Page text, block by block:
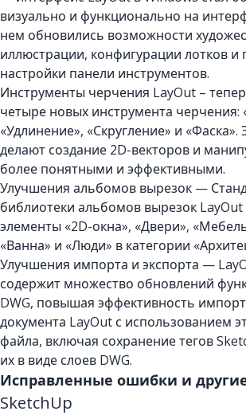
визуально и функционально на
нем обновились возможности
иллюстрации, конфигурации лотков и
настройки панели инструментов.
Инструменты черчения LayOut –
четыре новых инструмента черчения:
«Удлинение», «Скругление» и
делают создание 2D-векторов и
более понятными и эффективными.
Улучшения альбомов вырезок —
библиотеки альбомов вырезок
элементы «2D-окна», «Двери»,
«Ванна» и «Люди» в категории
Улучшения импорта и экспорта —
содержит множество обновлений
DWG, повышая эффективность
документа LayOut с использованием
файла, включая сохранение тегов
их в виде слоев DWG.
Исправленные ошибки и
SketchUp